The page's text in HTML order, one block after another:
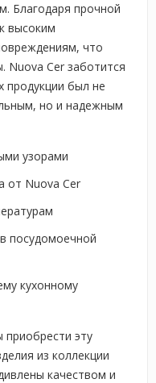
Благодаря прочной
высоким
что
Nuova Cer заботится
был не
но и надежным
узорами
от Nuova Cer
посудомоечной
кухонному
приобрести эту
из коллекции
качеством и